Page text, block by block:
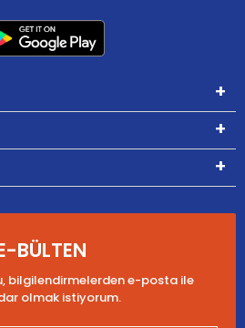
BÜLTEN
bilgilendirmelerden e-posta ile
olmak istiyorum.